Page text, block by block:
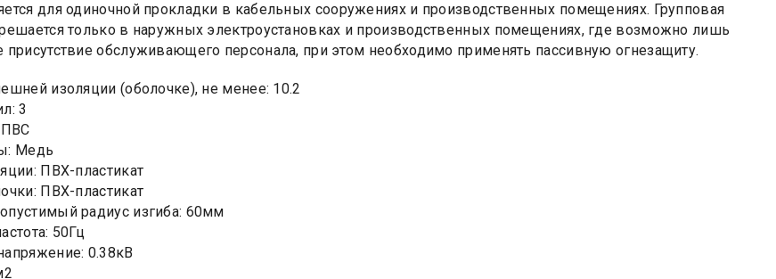
для одиночной прокладки в кабельных сооружениях и производственных помещениях. Групповая
только в наружных электроустановках и производственных помещениях, где возможно лишь
присутствие обслуживающего персонала, при этом необходимо применять пассивную огнезащиту.
изоляции (оболочке), не менее: 10.2
3
ПВС
Медь
ПВХ-пластикат
ПВХ-пластикат
радиус изгиба: 60мм
50Гц
0.38кВ